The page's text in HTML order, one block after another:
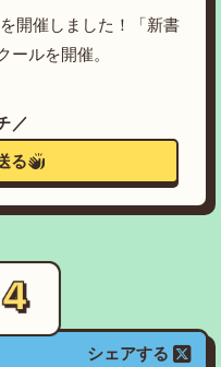
開催しました！「新書
ルを開催。
／
る
シェアする